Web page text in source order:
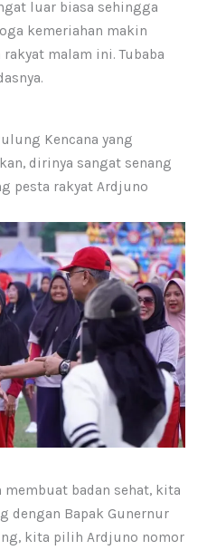
luar biasa sehingga
kemeriahan makin
malam ini. Tubaba
Kencana yang
dirinya sangat senang
pesta rakyat Ardjuno
badan sehat, kita
dengan Bapak Gunernur
kita pilih Ardjuno nomor